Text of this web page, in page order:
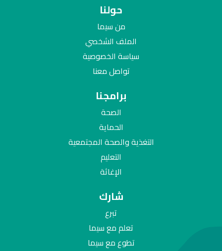
حولنا
من سيما
الملف الشخصي
سياسة الخصوصية
تواصل معنا
برامجنا
الصحة
الحماية
التغذية والصحة المجتمعية
التعليم
الإغاثة
شارك
تبرع
تعلم مع سيما
تطوع مع سيما